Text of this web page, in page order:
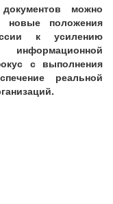
можно
новые положения
к усилению
с выполнения
реальной